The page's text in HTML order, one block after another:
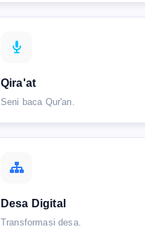
Qira'at
Seni baca Qur'an.
Desa Digital
Transformasi desa.